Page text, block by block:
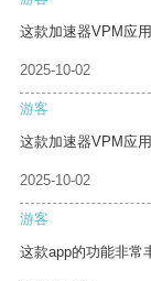
这款加速器VPM应
2025-10-02
游客
这款加速器VPM应
2025-10-02
游客
这款app的功能非常